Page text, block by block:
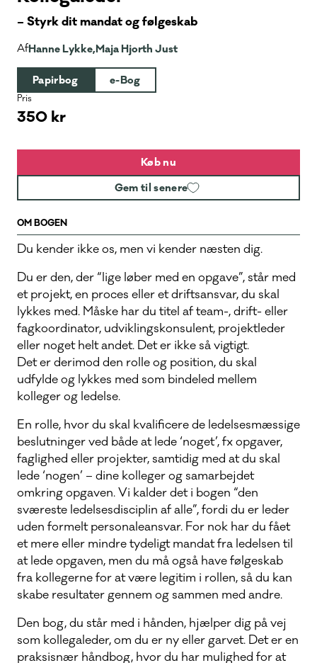
– Styrk dit mandat og følgeskab
AfHanne Lykke,Maja Hjorth Just
Papirbog e-Bog
Pris
350 kr
Køb nu
Gem til senere
OM BOGEN
Du kender ikke os, men vi kender næsten dig.
Du er den, der “lige løber med en opgave”, står med
et projekt, en proces eller et driftsansvar, du skal
lykkes med. Måske har du titel af team-, drift- eller
fagkoordinator, udviklingskonsulent, projektleder
eller noget helt andet. Det er ikke så vigtigt.
Det er derimod den rolle og position, du skal
udfylde og lykkes med som bindeled mellem
kolleger og ledelse.
En rolle, hvor du skal kvalificere de ledelsesmæssige
beslutninger ved både at lede ‘noget’, fx opgaver,
faglighed eller projekter, samtidig med at du skal
lede ‘nogen’ – dine kolleger og samarbejdet
omkring opgaven. Vi kalder det i bogen “den
sværeste ledelsesdisciplin af alle”, fordi du er leder
uden formelt personaleansvar. For nok har du fået
et mere eller mindre tydeligt mandat fra ledelsen til
at lede opgaven, men du må også have følgeskab
fra kollegerne for at være legitim i rollen, så du kan
skabe resultater gennem og sammen med andre.
Den bog, du står med i hånden, hjælper dig på vej
som kollegaleder, om du er ny eller garvet. Det er en
praksisnær håndbog, hvor du har mulighed for at